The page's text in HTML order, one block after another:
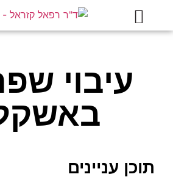
עיבוי
תוכן עניינים